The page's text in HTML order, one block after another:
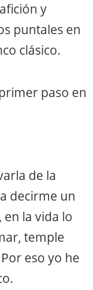
y
puntales en
clásico.
paso en
de la
decirme un
la vida lo
temple
eso yo he